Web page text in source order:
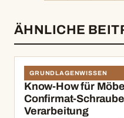
ÄHNLICHE
GRUNDLAGENWISSEN
Know-How für
Confirmat-
Verarbeitung